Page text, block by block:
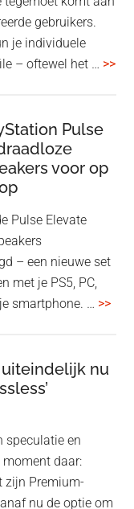
gebruikers.
je individuele
– oftewel het … >>
Pulse
voor op
Pulse Elevate
– een nieuwe set
met je PS5, PC,
smartphone. … >>
nu
speculatie en
daar:
zijn Premium-
nu de optie om